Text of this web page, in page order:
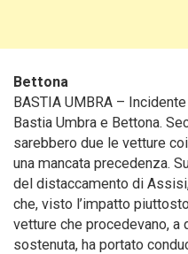
Bettona
BASTIA UMBRA –
Bastia Umbra e Bettona.
sarebbero due le vetture
una mancata precedenza.
del distaccamento di
che, visto l’impatto
vetture che procedevano, a
sostenuta, ha portato